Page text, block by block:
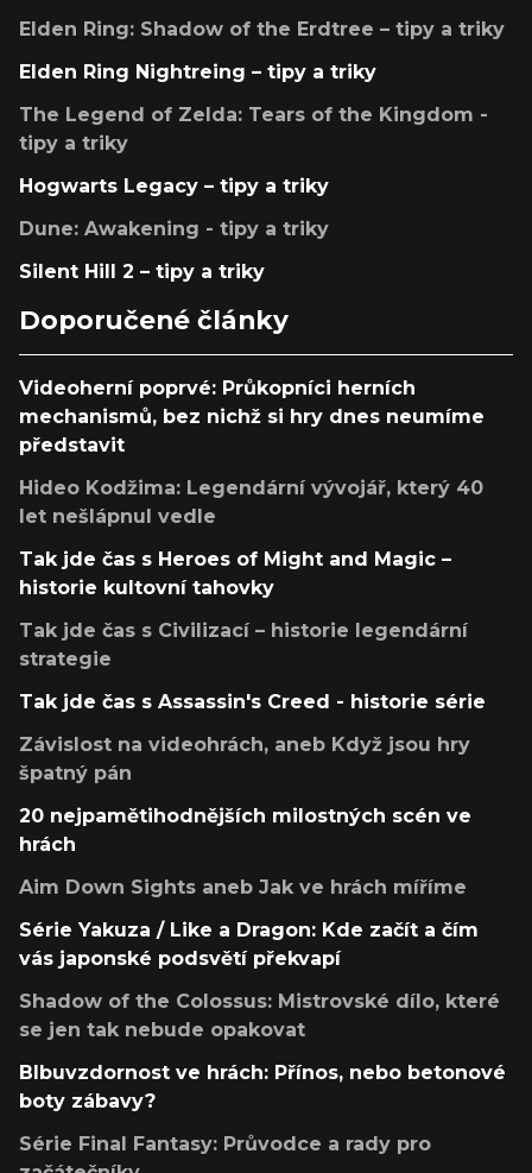
Elden Ring: Shadow of the Erdtree – tipy a triky
Elden Ring Nightreing – tipy a triky
The Legend of Zelda: Tears of the Kingdom -
tipy a triky
Hogwarts Legacy – tipy a triky
Dune: Awakening - tipy a triky
Silent Hill 2 – tipy a triky
Doporučené články
Videoherní poprvé: Průkopníci herních
mechanismů, bez nichž si hry dnes neumíme
představit
Hideo Kodžima: Legendární vývojář, který 40
let nešlápnul vedle
Tak jde čas s Heroes of Might and Magic –
historie kultovní tahovky
Tak jde čas s Civilizací – historie legendární
strategie
Tak jde čas s Assassin's Creed - historie série
Závislost na videohrách, aneb Když jsou hry
špatný pán
20 nejpamětihodnějších milostných scén ve
hrách
Aim Down Sights aneb Jak ve hrách míříme
Série Yakuza / Like a Dragon: Kde začít a čím
vás japonské podsvětí překvapí
Shadow of the Colossus: Mistrovské dílo, které
se jen tak nebude opakovat
Blbuvzdornost ve hrách: Přínos, nebo betonové
boty zábavy?
Série Final Fantasy: Průvodce a rady pro